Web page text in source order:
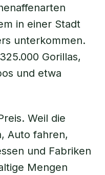
in einer Stadt
unterkommen.
Gorillas,
und etwa
Weil die
Auto fahren,
und Fabriken
Mengen